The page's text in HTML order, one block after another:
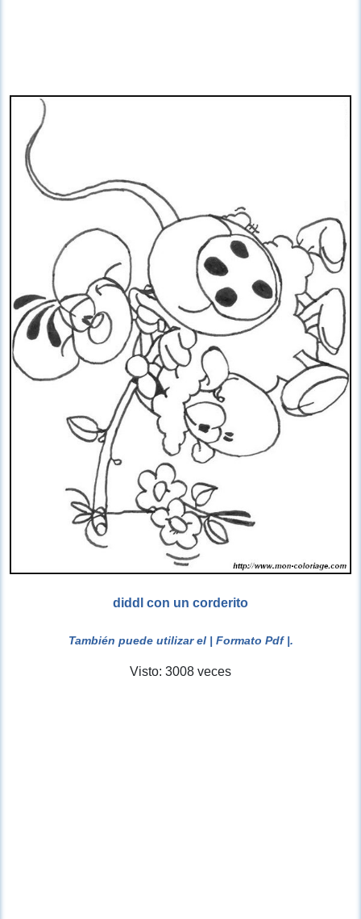
diddl con un corderito
También puede utilizar el | Formato Pdf |.
Visto: 3008 veces